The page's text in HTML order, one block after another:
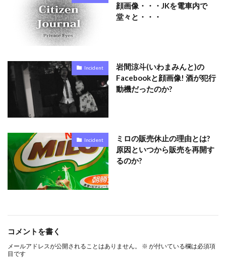
顔画像・・・JKを電車内で
堂々と・・・
Incident
岩間涼斗(いわまみんと)の
Facebookと顔画像! 酒が犯行
動機だったのか?
Incident
ミロの販売休止の理由とは?
原因といつから販売を再開す
るのか?
コメントを書く
メールアドレスが公開されることはありません。 ※ が付いている欄は必須項
目です